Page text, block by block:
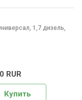
1,7 дизель,
RUR
Купить